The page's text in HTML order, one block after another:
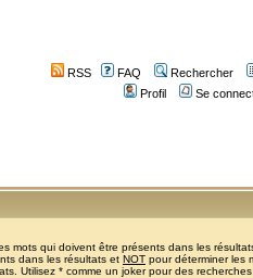
RSS FAQ
Rechercher
Profil
Se
mots qui doivent être présents dans les
dans les résultats et NOT pour déterminer les
Utilisez * comme un joker pour des